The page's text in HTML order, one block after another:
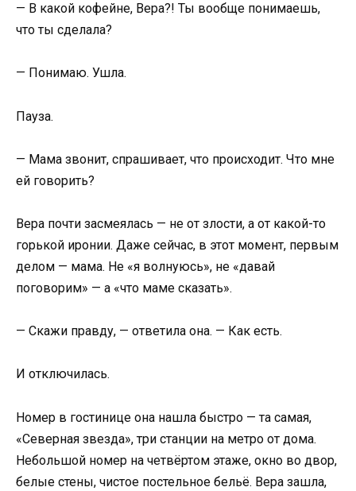
— В какой кофейне, Вера?! Ты вообще понимаешь,
что ты сделала?
— Понимаю. Ушла.
Пауза.
— Мама звонит, спрашивает, что происходит. Что мне
ей говорить?
Вера почти засмеялась — не от злости, а от какой-то
горькой иронии. Даже сейчас, в этот момент, первым
делом — мама. Не «я волнуюсь», не «давай
поговорим» — а «что маме сказать».
— Скажи правду, — ответила она. — Как есть.
И отключилась.
Номер в гостинице она нашла быстро — та самая,
«Северная звезда», три станции на метро от дома.
Небольшой номер на четвёртом этаже, окно во двор,
белые стены, чистое постельное бельё. Вера зашла,